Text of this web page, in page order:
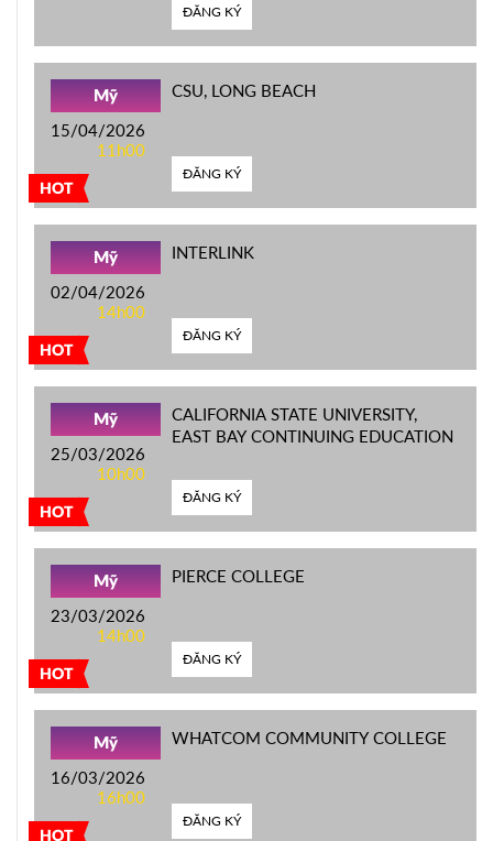
ĐĂNG KÝ
HOT
Mỹ
15/04/2026
11h00
CSU, LONG BEACH
ĐĂNG KÝ
HOT
Mỹ
02/04/2026
14h00
INTERLINK
ĐĂNG KÝ
HOT
Mỹ
25/03/2026
10h00
CALIFORNIA STATE UNIVERSITY,
EAST BAY CONTINUING EDUCATION
ĐĂNG KÝ
HOT
Mỹ
23/03/2026
14h00
PIERCE COLLEGE
ĐĂNG KÝ
HOT
Mỹ
16/03/2026
16h00
WHATCOM COMMUNITY COLLEGE
ĐĂNG KÝ